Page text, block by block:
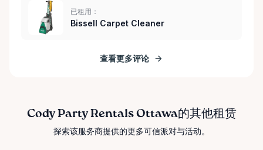
已租用：
Bissell Carpet Cleaner
查看更多评论
Cody Party Rentals Ottawa的其他租赁
探索该服务商提供的更多可信派对与活动。